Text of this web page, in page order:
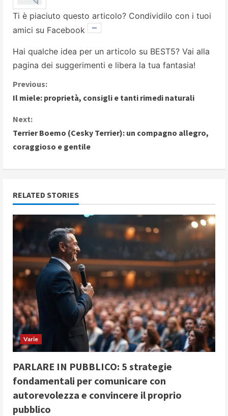
Ti è piaciuto questo articolo? Condividilo con i tuoi
amici su Facebook
Hai qualche idea per un articolo su BEST5? Vai alla
pagina dei suggerimenti e libera la tua fantasia!
C
n
t
i
n
u
e
R
e
a
d
i
n
g
Previous:
Il miele: proprietà, consigli e tanti rimedi naturali
Next:
Terrier Boemo (Cesky Terrier): un compagno allegro,
coraggioso e gentile
RELATED STORIES
Varie
PARLARE IN PUBBLICO: 5 strategie
fondamentali per comunicare con
autorevolezza e convincere il proprio
pubblico